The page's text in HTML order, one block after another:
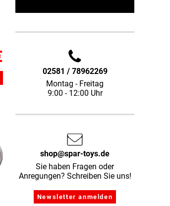
02581 / 78962269
Montag - Freitag
9:00 - 12:00 Uhr
shop@spar-toys.de
Sie haben Fragen oder
Anregungen? Schreiben Sie uns!